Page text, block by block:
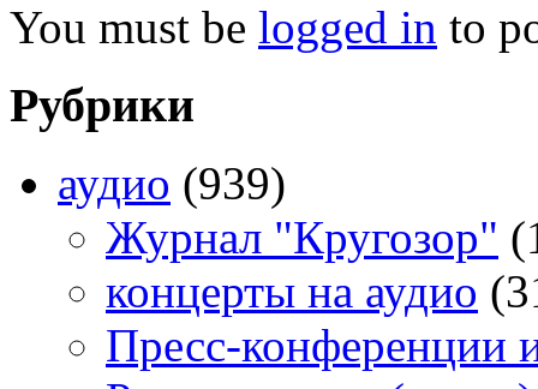
You must be logged in to
Рубрики
аудио (939)
Журнал "Кругозор"
концерты на аудио
Пресс-конференции